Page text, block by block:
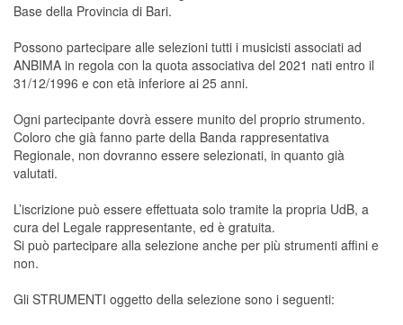
Base della Provincia di Bari.
Possono partecipare alle selezioni tutti i musicisti associati ad
ANBIMA in regola con la quota associativa del 2021 nati entro il
31/12/1996 e con età inferiore ai 25 anni.
Ogni partecipante dovrà essere munito del proprio strumento.
Coloro che già fanno parte della Banda rappresentativa
Regionale, non dovranno essere selezionati, in quanto già
valutati.
L’iscrizione può essere effettuata solo tramite la propria UdB, a
cura del Legale rappresentante, ed è gratuita.
Si può partecipare alla selezione anche per più strumenti affini e
non.
Gli STRUMENTI oggetto della selezione sono i seguenti: